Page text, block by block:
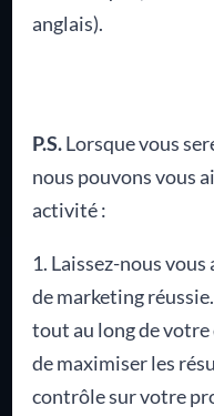
anglais).
P.S.Lorsque vous
nous pouvons vous
activité :
1. Laissez-nous
de marketing
tout au long de
de maximiser les
contrôle sur votre